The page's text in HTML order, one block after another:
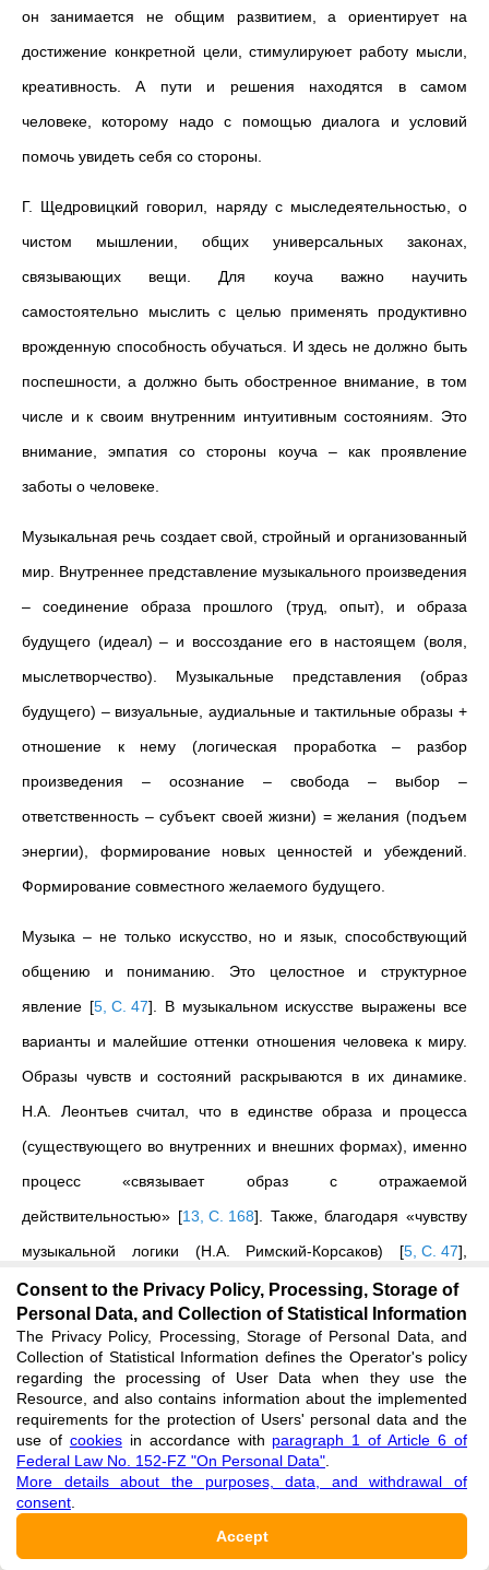
он занимается не общим развитием, а ориентирует на
достижение конкретной цели, стимулируюет работу мысли,
креативность. А пути и решения находятся в самом
человеке, которому надо с помощью диалога и условий
помочь увидеть себя со стороны.
Г. Щедровицкий говорил, наряду с мыследеятельностью, о
чистом мышлении, общих универсальных законах,
связывающих вещи. Для коуча важно научить
самостоятельно мыслить с целью применять продуктивно
врожденную способность обучаться. И здесь не должно быть
поспешности, а должно быть обостренное внимание, в том
числе и к своим внутренним интуитивным состояниям. Это
внимание, эмпатия со стороны коуча – как проявление
заботы о человеке.
Музыкальная речь создает свой, стройный и организованный
мир. Внутреннее представление музыкального произведения
– соединение образа прошлого (труд, опыт), и образа
будущего (идеал) – и воссоздание его в настоящем (воля,
мыслетворчество). Музыкальные представления (образ
будущего) – визуальные, аудиальные и тактильные образы +
отношение к нему (логическая проработка – разбор
произведения – осознание – свобода – выбор –
ответственность – субъект своей жизни) = желания (подъем
энергии), формирование новых ценностей и убеждений.
Формирование совместного желаемого будущего.
Музыка – не только искусство, но и язык, способствующий
общению и пониманию. Это целостное и структурное
явление [5, С. 47] . В музыкальном искусстве выражены все
варианты и малейшие оттенки отношения человека к миру.
Образы чувств и состояний раскрываются в их динамике.
Н.А. Леонтьев считал, что в единстве образа и процесса
(существующего во внутренних и внешних формах), именно
процесс «связывает образ с отражаемой
действительностью» [13, С. 168] . Также, благодаря «чувству
музыкальной логики (Н.А. Римский-Корсаков) [5, С. 47]
происходит восприятие и осмысление всего музыкального
произведения. Появляется «музыкальный образ, который
является идеальной представленностью звучания музыки в
сознании» [ 5, С. 97
. Понимание выражает отношение
человека, владеющего нормами данной культуры к
произведенному в рамках этой культуры музыкальному
произведению. Процесс понимания наделяется
деятельностно-коммуникативной природой. Смыслы
рождаются в процессах понимания в конкретных
Consent to the Privacy Policy, Processing, Storage of
Personal Data, and Collection of Statistical Information
The Privacy Policy, Processing, Storage of Personal Data, and
Collection of Statistical Information defines the Operator's policy
regarding the processing of User Data when they use the
Resource, and also contains information about the implemented
requirements for the protection of Users' personal data and the
use of cookiesin accordance with paragraph 1 of Article 6 of
Federal Law No. 152-FZ "On Personal Data"
More details about the purposes, data, and withdrawal of
consent
Accept